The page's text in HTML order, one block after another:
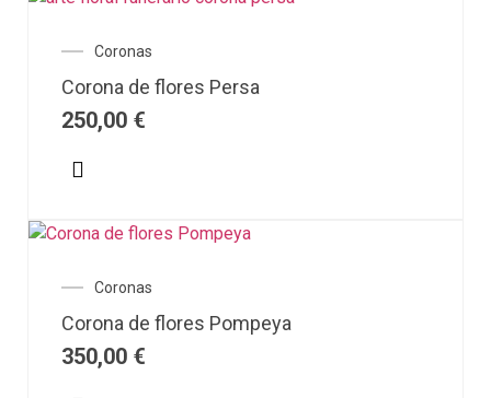
Coronas
Corona de flores Persa
250,00 €
Coronas
Corona de flores Pompeya
350,00 €